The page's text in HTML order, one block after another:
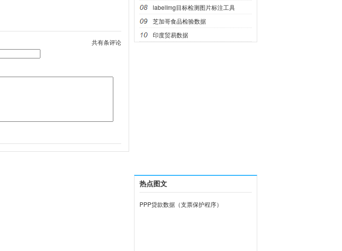
共有条评论
labelImg目标检测图片标注工具
芝加哥食品检验数据
印度贸易数据
热点图文
PPP贷款数据（支票保护程序）